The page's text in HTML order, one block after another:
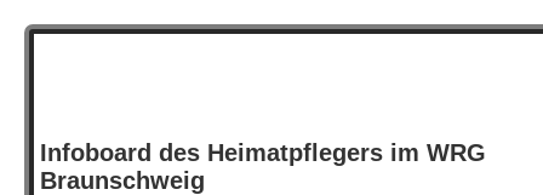
Infoboard des Heimatpflegers im WRG
Braunschweig